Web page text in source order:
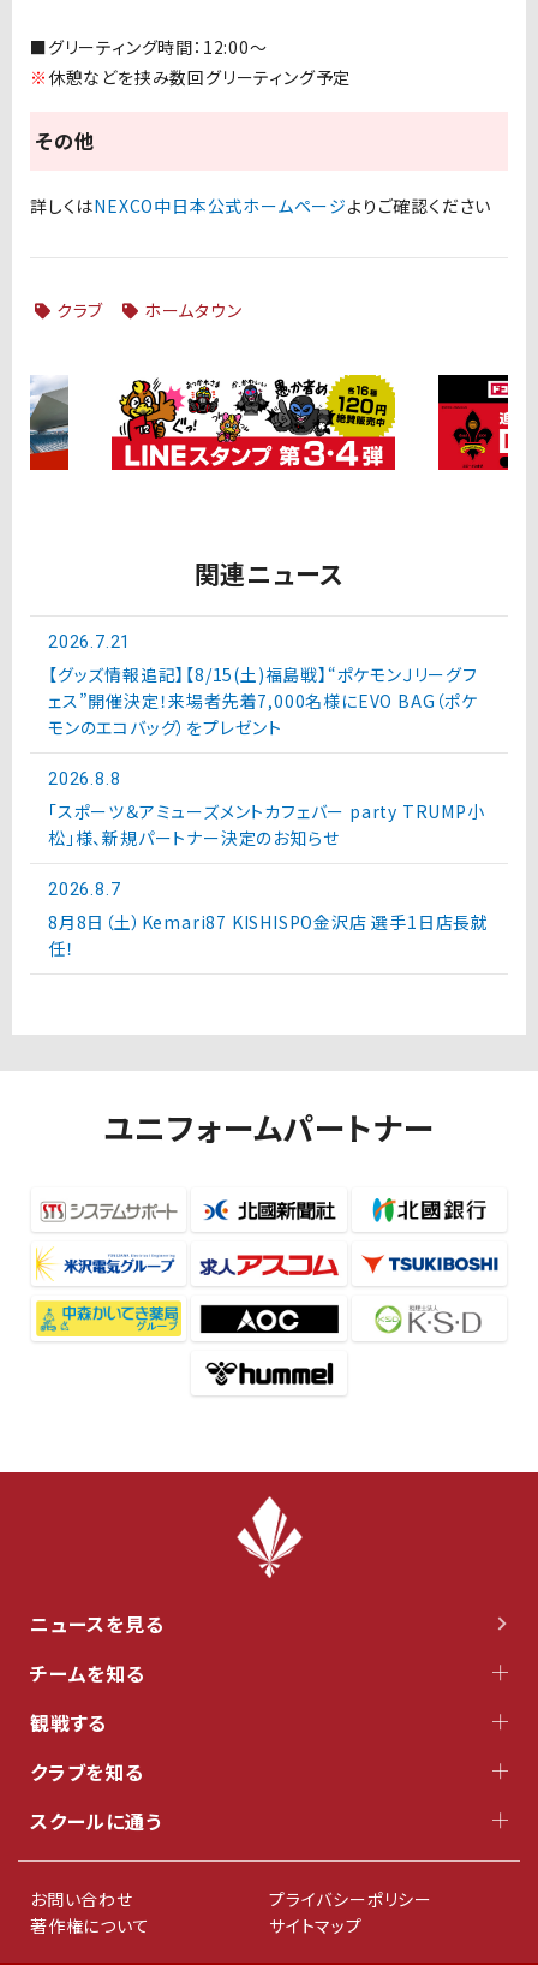
■グリーティング時間：12:00〜
※休憩などを挟み数回グリーティング予定
その他
詳しくはNEXCO中日本公式ホームページよりご確認ください
クラブ ホームタウン
関連ニュース
2026.7.21
【グッズ情報追記】【8/15(土)福島戦】“ポケモンＪリーグフ
ェス”開催決定！来場者先着7,000名様にEVO BAG（ポケ
モンのエコバッグ）をプレゼント
2026.8.8
「スポーツ＆アミューズメントカフェバー party TRUMP小
松」様、新規パートナー決定のお知らせ
2026.8.7
8月8日（土）Kemari87 KISHISPO金沢店 選手1日店長就
任！
ユニフォームパートナー
ニュースを見る
チームを知る
観戦する
クラブを知る
スクールに通う
お問い合わせ
プライバシーポリシー
著作権について
サイトマップ